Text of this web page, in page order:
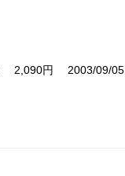
6 2,090円 2003/09/05